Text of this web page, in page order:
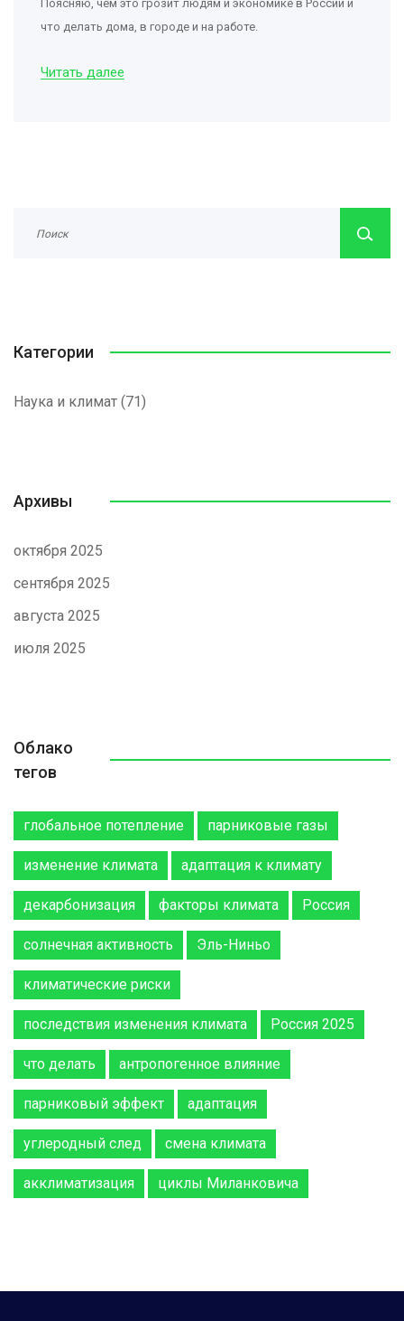
Поясняю, чем это грозит людям и экономике в России и
что делать дома, в городе и на работе.
Читать далее
Категории
Наука и климат (71)
Архивы
октября 2025
сентября 2025
августа 2025
июля 2025
Облако
тегов
глобальное потепление парниковые газы
изменение климата адаптация к климату
декарбонизация факторы климата Россия
солнечная активность Эль-Ниньо
климатические риски
последствия изменения климата Россия 2025
что делать антропогенное влияние
парниковый эффект адаптация
углеродный след смена климата
акклиматизация циклы Миланковича